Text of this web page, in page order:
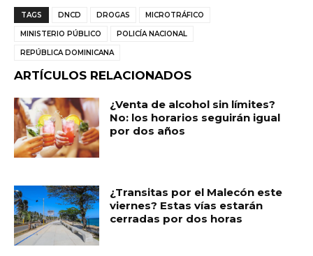
c
e
b
o
o
k
a
ts
A
p
p
ai
l
m
p
ti
r
TAGS DNCD DROGAS MICROTRÁFICO
MINISTERIO PÚBLICO POLICÍA NACIONAL
REPÚBLICA DOMINICANA
ARTÍCULOS RELACIONADOS
¿Venta de alcohol sin límites?
No: los horarios seguirán igual
por dos años
¿Transitas por el Malecón este
viernes? Estas vías estarán
cerradas por dos horas